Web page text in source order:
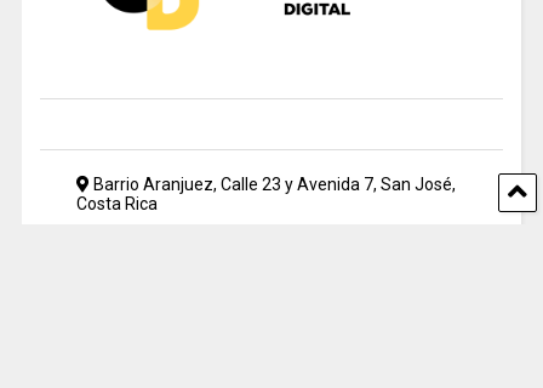
Barrio Aranjuez, Calle 23 y Avenida 7, San José,
Costa Rica